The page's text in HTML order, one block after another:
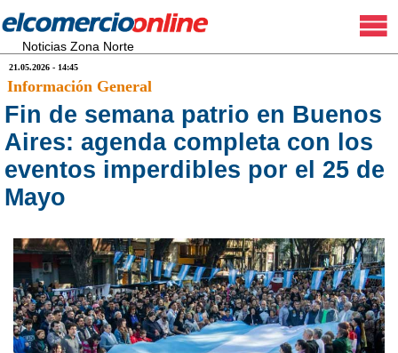
Noticias Zona Norte
21.05.2026 - 14:45
Información General
Fin de semana patrio en Buenos
Aires: agenda completa con los
eventos imperdibles por el 25 de
Mayo